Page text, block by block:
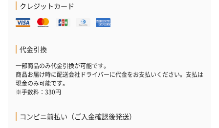
クレジットカード
代金引換
一部商品のみ代金引換が可能です。
商品お届け時に配送会社ドライバーに代金をお支払いください。支払は
現金のみ可能です。
※手数料：330円
コンビニ前払い（ご入金確認後発送）